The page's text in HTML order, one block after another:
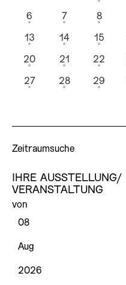
6 7 8
13 14 15
20 21 22
27 28 29
Zeitraumsuche
IHRE AUSSTELLUNG/
VERANSTALTUNG
von